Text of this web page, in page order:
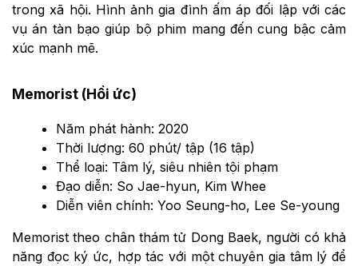
trong xã hội. Hình ảnh gia đình ấm áp đối lập với các
vụ án tàn bạo giúp bộ phim mang đến cung bậc cảm
xúc mạnh mẽ.
Memorist (Hồi ức)
Năm phát hành: 2020
Thời lượng: 60 phút/ tập (16 tập)
Thể loại: Tâm lý, siêu nhiên tội phạm
Đạo diễn: So Jae-hyun, Kim Whee
Diễn viên chính: Yoo Seung-ho, Lee Se-young
Memorist theo chân thám tử Dong Baek, người có khả
năng đọc ký ức, hợp tác với một chuyên gia tâm lý để